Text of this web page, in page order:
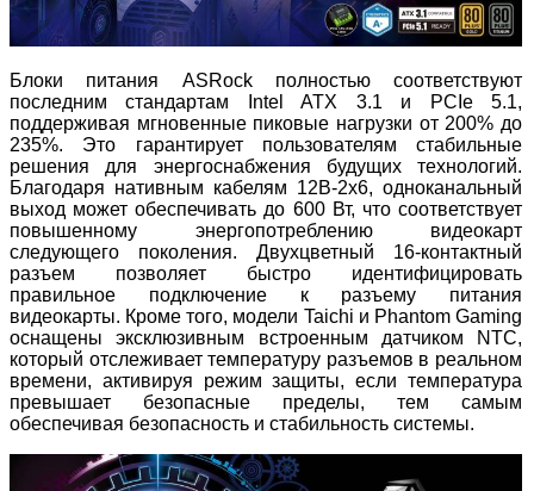
Блоки питания ASRock полностью соответствуют
последним стандартам Intel ATX 3.1 и PCIe 5.1,
поддерживая мгновенные пиковые нагрузки от 200% до
235%. Это гарантирует пользователям стабильные
решения для энергоснабжения будущих технологий.
Благодаря нативным кабелям 12В-2x6, одноканальный
выход может обеспечивать до 600 Вт, что соответствует
повышенному энергопотреблению видеокарт
следующего поколения. Двухцветный 16-контактный
разъем позволяет быстро идентифицировать
правильное подключение к разъему питания
видеокарты. Кроме того, модели Taichi и Phantom Gaming
оснащены эксклюзивным встроенным датчиком NTC,
который отслеживает температуру разъемов в реальном
времени, активируя режим защиты, если температура
превышает безопасные пределы, тем самым
обеспечивая безопасность и стабильность системы.